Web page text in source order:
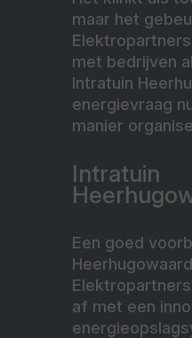
maar het
met bedrijven
Intratuin
energievraag
manier
Intratuin
Een goed
af met een